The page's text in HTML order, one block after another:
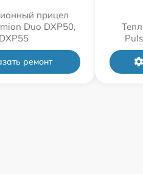
прицел
Duo DXP50,
DXP55
ремонт